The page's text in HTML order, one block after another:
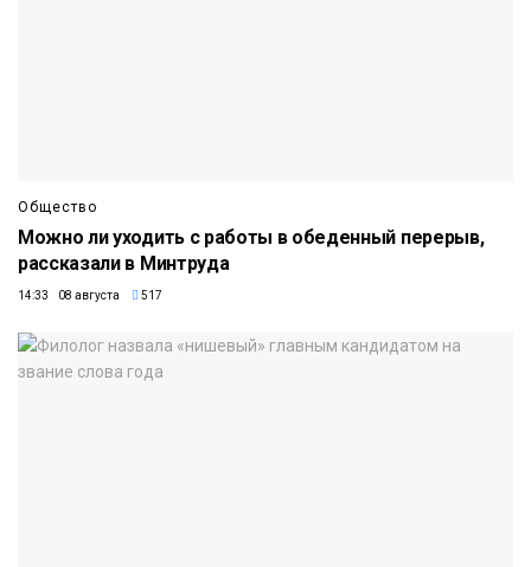
Общество
Можно ли уходить с работы в обеденный перерыв,
рассказали в Минтруда
14:33 08 августа 517